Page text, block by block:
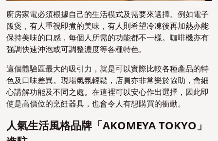
廚房家電必須根據自己的生活模式及需要來選擇。例如電子
飯煲，有人重視即煮的美味，有人則希望冷凍後再加熱亦能
保持美味的口感，每個人所需的功能都不一樣。咖啡機亦有
強調快速沖泡或可調整濃度等各種特色。
這個體驗區最大的吸引力，就是可以實際比較各種產品的特
色及口味差異。現場氣氛輕鬆，店員亦非常樂於協助，會細
心講解功能及不同之處。在這裡可以安心作出選擇，因此即
使是高價位的烹飪器具，也會令人有想購買的衝動。
人氣生活風格品牌「AKOMEYA TOKYO」